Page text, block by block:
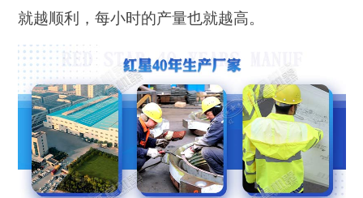
就越顺利，每小时的产量也就越高。